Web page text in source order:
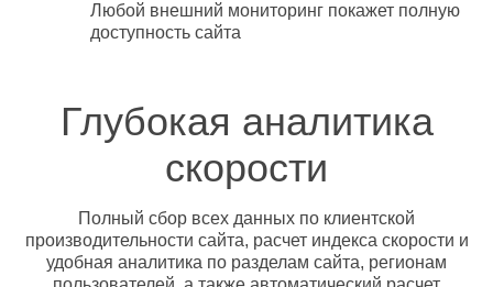
Любой внешний мониторинг покажет полную
доступность сайта
Глубокая аналитика
скорости
Полный сбор всех данных по клиентской
производительности сайта, расчет индекса скорости и
удобная аналитика по разделам сайта, регионам